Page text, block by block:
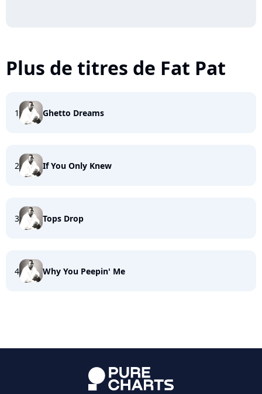
Plus de titres de Fat Pat
1 Ghetto Dreams
2 If You Only Knew
3 Tops Drop
4 Why You Peepin' Me